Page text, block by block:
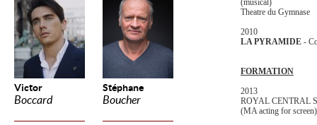
Victor
Boccard
Stéphane
Boucher
(musical)
Theatre du Gymnase
2010
LA PYRAMIDE -
FORMATION
2013
ROYAL CENTRAL
(MA acting for